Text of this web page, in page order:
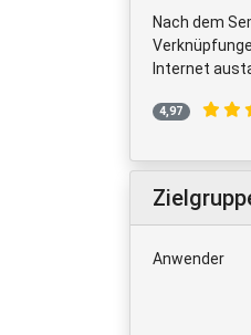
Nach dem
Internet
4,97
Anwender